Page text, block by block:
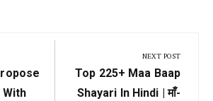
With
NEXT POST
Next
Post:
Top 225+ Maa Baap
Shayari In Hindi | माँ-